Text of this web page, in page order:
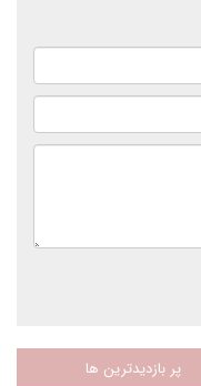
پر بازدیدترین ها